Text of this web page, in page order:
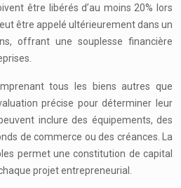
être libérés d’au moins 20% lors
être appelé ultérieurement dans un
offrant une souplesse financière
tous les biens autres que
précise pour déterminer leur
inclure des équipements, des
de commerce ou des créances. La
permet une constitution de capital
projet entrepreneurial.